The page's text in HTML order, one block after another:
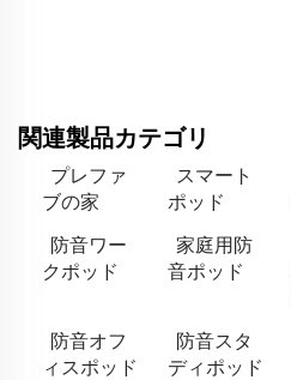
関連製品カテゴリ
プレファ
ブの家
スマート
ポッド
防音ワー
クポッド
家庭用防
音ポッド
防音オフ
ィスポッド
防音スタ
ディポッド